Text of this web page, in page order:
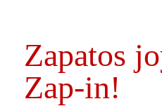
Zapatos
Zap-in!